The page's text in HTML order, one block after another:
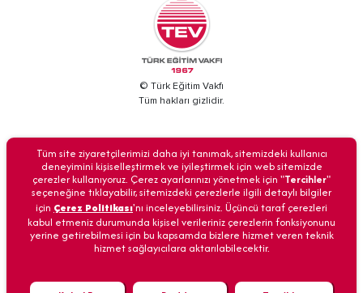
© Türk Eğitim Vakfı
Tüm hakları gizlidir.
BİZİ ARAYIN
Anasayfa İletişim Veri Güvenliği Kişisel Verilerin Korunması
Tüm site ziyaretçilerimizi daha iyi tanımak, sitemizdeki kullanıcı
deneyimini kişiselleştirmek ve iyileştirmek için web sitemizde
çerezler kullanıyoruz. Çerez ayarlarınızı yönetmek için "Tercihler"
seçeneğine tıklayabilir, sitemizdeki çerezlerle ilgili detaylı bilgiler
için Çerez Politikası'nı inceleyebilirsiniz. Üçüncü taraf çerezleri
kabul etmeniz durumunda kişisel verileriniz çerezlerin fonksiyonunu
yerine getirebilmesi için bu kapsamda bizlere hizmet veren teknik
hizmet sağlayıcılara aktarılabilecektir.